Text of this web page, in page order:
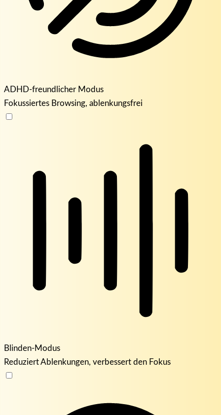
ADHD-freundlicher Modus
Fokussiertes Browsing, ablenkungsfrei
Blinden-Modus
Reduziert Ablenkungen, verbessert den Fokus